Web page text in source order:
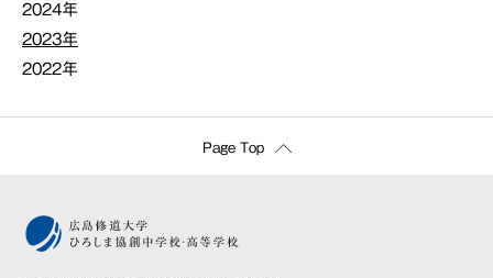
2024年
2023年
2022年
Page Top